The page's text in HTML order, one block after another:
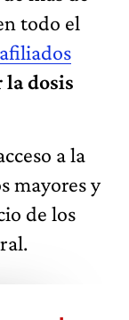
todo el
dosis
a la
mayores y
de los